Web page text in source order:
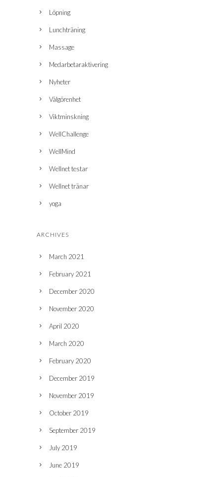
Löpning
Lunchträning
Massage
Medarbetaraktivering
Nyheter
Välgörenhet
Viktminskning
WellChallenge
WellMind
Wellnet testar
Wellnet tränar
yoga
ARCHIVES
March 2021
February 2021
December 2020
November 2020
April 2020
March 2020
February 2020
December 2019
November 2019
October 2019
September 2019
July 2019
June 2019